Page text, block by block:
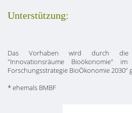
Unterstützung:
Das Vorhaben wird durch die
"Innovationsräume Bioökonomie"
Forschungsstrategie BioÖkonomie 2030"
* ehemals BMBF